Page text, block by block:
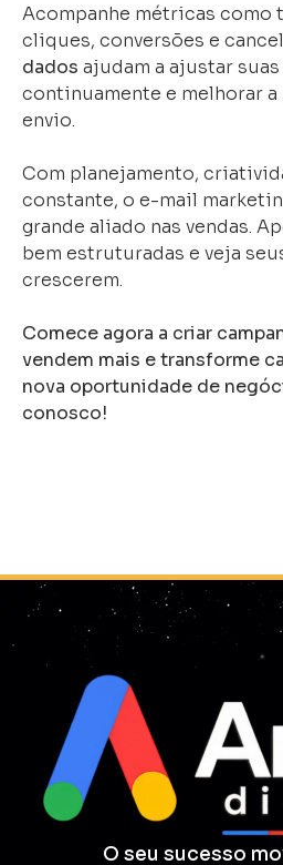
Acompanhe métricas como
cliques, conversões e
dados ajudam a ajustar suas
continuamente e melhorar a
envio.
Com planejamento,
constante, o e-mail
grande aliado nas vendas.
bem estruturadas e veja
crescerem.
Comece agora a criar
vendem mais e transforme
nova oportunidade de
conosco!
O seu sucesso